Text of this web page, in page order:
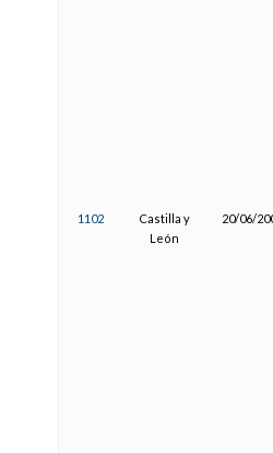
1102
Castilla y
León
20/06/